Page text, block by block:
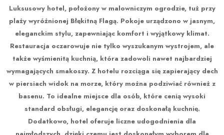
Luksusowy hotel, położony w malowniczym ogrodzie, tuż przy
plaży wyróżnionej Błękitną Flagą. Pokoje urządzono w jasnym,
eleganckim stylu, zapewniając komfort i wyjątkowy klimat.
Restauracja oczarowuje nie tylko wyszukanym wystrojem, ale
także wyśmienitą kuchnią, która zadowoli nawet najbardziej
wymagających smakoszy. Z hotelu rozciąga się zapierający dech
w piersiach widok na morze, który można podziwiać również z
basenu. To idealne miejsce dla osób, które cenią wysoki
standard obsługi, elegancję oraz doskonałą kuchnię.
Dodatkowo, hotel oferuje liczne udogodnienia dla